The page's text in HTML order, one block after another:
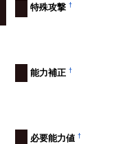
特殊攻撃 †
能力補正†
必要能力値†